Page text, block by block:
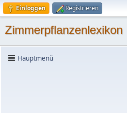
Einloggen Registrieren
Zimmerpflanzenlexikon
Hauptmenü